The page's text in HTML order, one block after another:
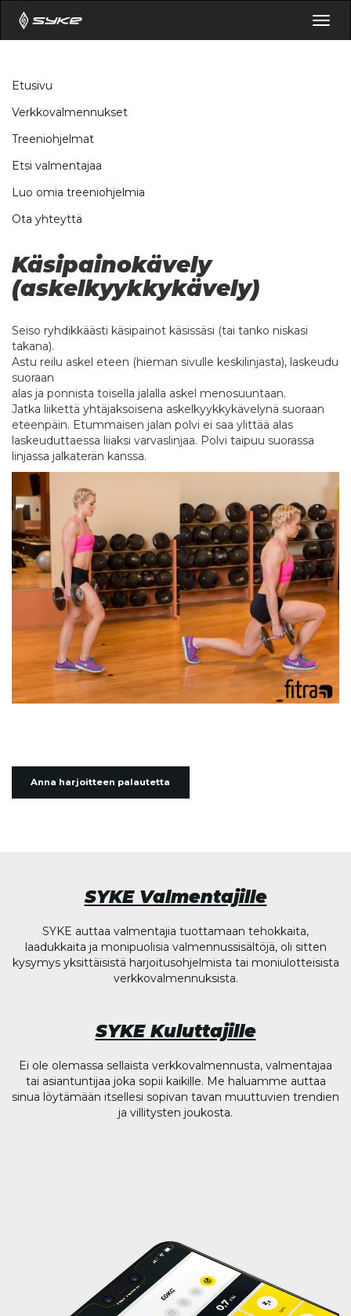
Etusivu
Verkkovalmennukset
Treeniohjelmat
Etsi valmentajaa
Luo omia treeniohjelmia
Ota yhteyttä
Käsipainokävely
(askelkyykkykävely)
Seiso ryhdikkäästi käsipainot käsissäsi (tai tanko niskasi
takana).
Astu reilu askel eteen (hieman sivulle keskilinjasta), laskeudu
suoraan
alas ja ponnista toisella jalalla askel menosuuntaan.
Jatka liikettä yhtäjaksoisena askelkyykkykävelynä suoraan
eteenpäin. Etummaisen jalan polvi ei saa ylittää alas
laskeuduttaessa liiaksi varvaslinjaa. Polvi taipuu suorassa
linjassa jalkaterän kanssa.
Anna harjoitteen palautetta
SYKE Valmentajille
SYKE auttaa valmentajia tuottamaan tehokkaita,
laadukkaita ja monipuolisia valmennussisältöjä, oli sitten
kysymys yksittäisistä harjoitusohjelmista tai moniulotteisista
verkkovalmennuksista.
SYKE Kuluttajille
Ei ole olemassa sellaista verkkovalmennusta, valmentajaa
tai asiantuntijaa joka sopii kaikille. Me haluamme auttaa
sinua löytämään itsellesi sopivan tavan muuttuvien trendien
ja villitysten joukosta.